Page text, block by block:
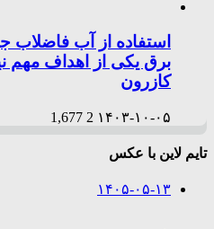
استفاده از آب فاضلاب
برق یکی از اهداف مهم
کازرون
۱۴۰۳-۱۰-۰۵ 2
1,677
تایم لاین با عکس
۱۴۰۵-۰۵-۱۳